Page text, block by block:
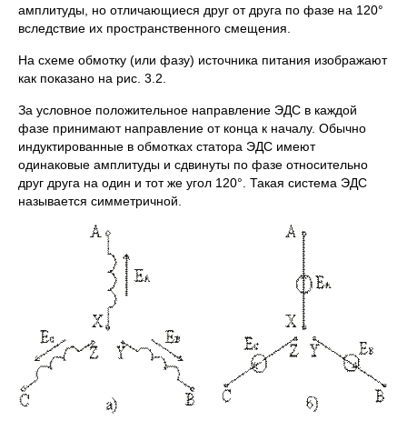
амплитуды, но отличающиеся друг от друга по фазе на 120°
вследствие их пространственного смещения.
На схеме обмотку (или фазу) источника питания изображают
как показано на рис. 3.2.
За условное положительное направление ЭДС в каждой
фазе принимают направление от конца к началу. Обычно
индуктированные в обмотках статора ЭДС имеют
одинаковые амплитуды и сдвинуты по фазе относительно
друг друга на один и тот же угол 120°. Такая система ЭДС
называется симметричной.